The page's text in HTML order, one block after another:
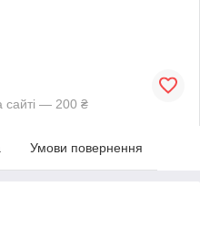
сайті — 200 ₴
Умови повернення